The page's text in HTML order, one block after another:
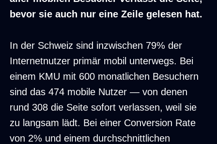
bevor sie auch nur eine Zeile gelesen hat.
In der Schweiz sind inzwischen 79% der
Internetnutzer primär mobil unterwegs. Bei
einem KMU mit 600 monatlichen Besuchern
sind das 474 mobile Nutzer — von denen
rund 308 die Seite sofort verlassen, weil sie
zu langsam lädt. Bei einer Conversion Rate
von 2% und einem durchschnittlichen